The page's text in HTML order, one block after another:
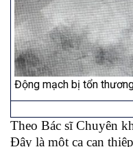
Động mạch bị tổn
Theo Bác sĩ Chuyên
Đây là một ca can